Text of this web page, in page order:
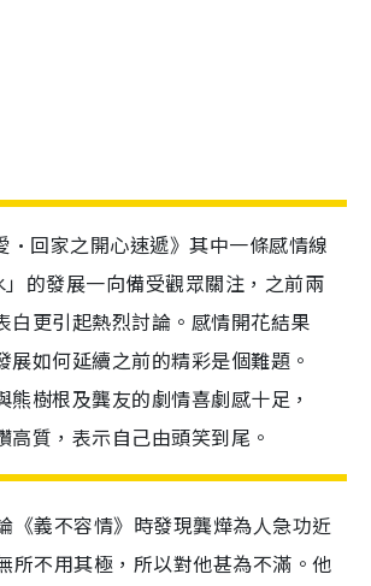
•回家之開心速遞》其中一條感情線
」的發展一向備受觀眾關注，之前兩
白更引起熱烈討論。感情開花結果
展如何延續之前的精彩是個難題。
熊樹根及龔友的劇情喜劇感十足，
高質，表示自己由頭笑到尾。
《義不容情》時發現龔燁為人急功近
所不用其極，所以對他甚為不滿。他